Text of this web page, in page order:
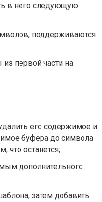
в него следующую
поддерживаются
первой части на
его содержимое и
буфера до символа
что останется;
дополнительного
затем добавить